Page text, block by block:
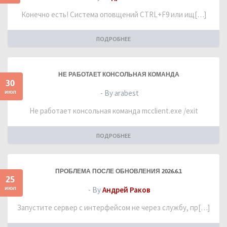
Конечно есть! Система оповщений CTRL+F9 или ищ[…]
ПОДРОБНЕЕ
30
июл
НЕ РАБОТАЕТ КОНСОЛЬНАЯ КОМАНДА
- By arabest
Не работает консольная команда mcclient.exe /exit
ПОДРОБНЕЕ
25
июл
ПРОБЛЕМА ПОСЛЕ ОБНОВЛЕНИЯ 2026.6.1
- ByАндрей Раков
Запустите сервер с интерфейсом не через службу, пр[…]